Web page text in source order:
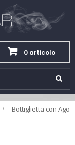
0 articolo
>
Bottiglietta con Ago